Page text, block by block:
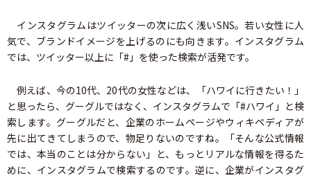
インスタグラムはツイッターの次に広く浅いSNS。若い女性に人
気で、ブランドイメージを上げるのにも向きます。インスタグラム
では、ツイッター以上に「#」を使った検索が活発です。
例えば、今の10代、20代の女性などは、「ハワイに行きたい！」
と思ったら、グーグルではなく、インスタグラムで「#ハワイ」と検
索します。グーグルだと、企業のホームページやウィキペディアが
先に出てきてしまうので、物足りないのですね。「そんな公式情報
では、本当のことは分からない」と、もっとリアルな情報を得るた
めに、インスタグラムで検索するのです。逆に、企業がインスタグ